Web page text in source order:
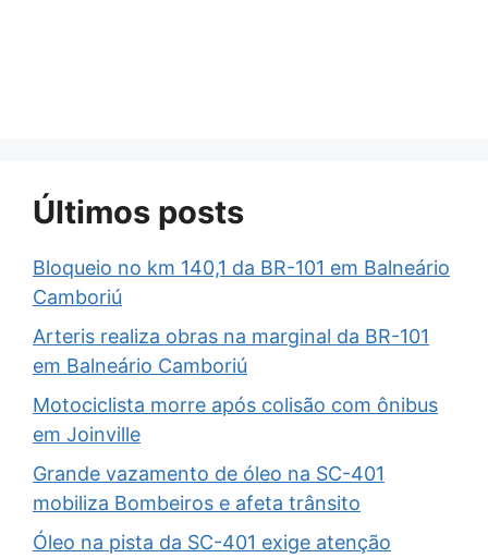
Últimos posts
Bloqueio no km 140,1 da BR-101 em Balneário
Camboriú
Arteris realiza obras na marginal da BR-101
em Balneário Camboriú
Motociclista morre após colisão com ônibus
em Joinville
Grande vazamento de óleo na SC-401
mobiliza Bombeiros e afeta trânsito
Óleo na pista da SC-401 exige atenção